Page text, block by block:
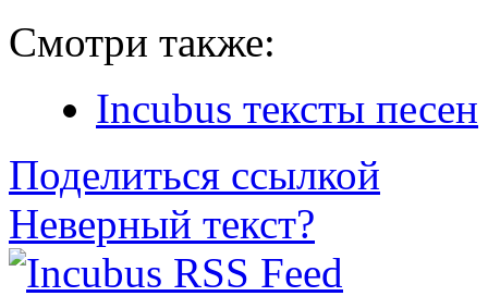
Смотри также:
Incubus тексты песен
Поделиться ссылкой
Неверный текст?